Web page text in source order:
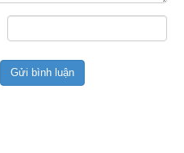
(tháng 7) – Dậu (tháng 8) –